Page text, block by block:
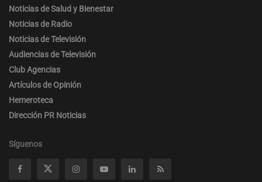
Noticias de Salud y Bienestar
Noticias de Radio
Noticias de Televisión
Audiencias de Televisión
Club Agencias
Artículos de Opinión
Hemeroteca
Dirección PR Noticias
Síguenos